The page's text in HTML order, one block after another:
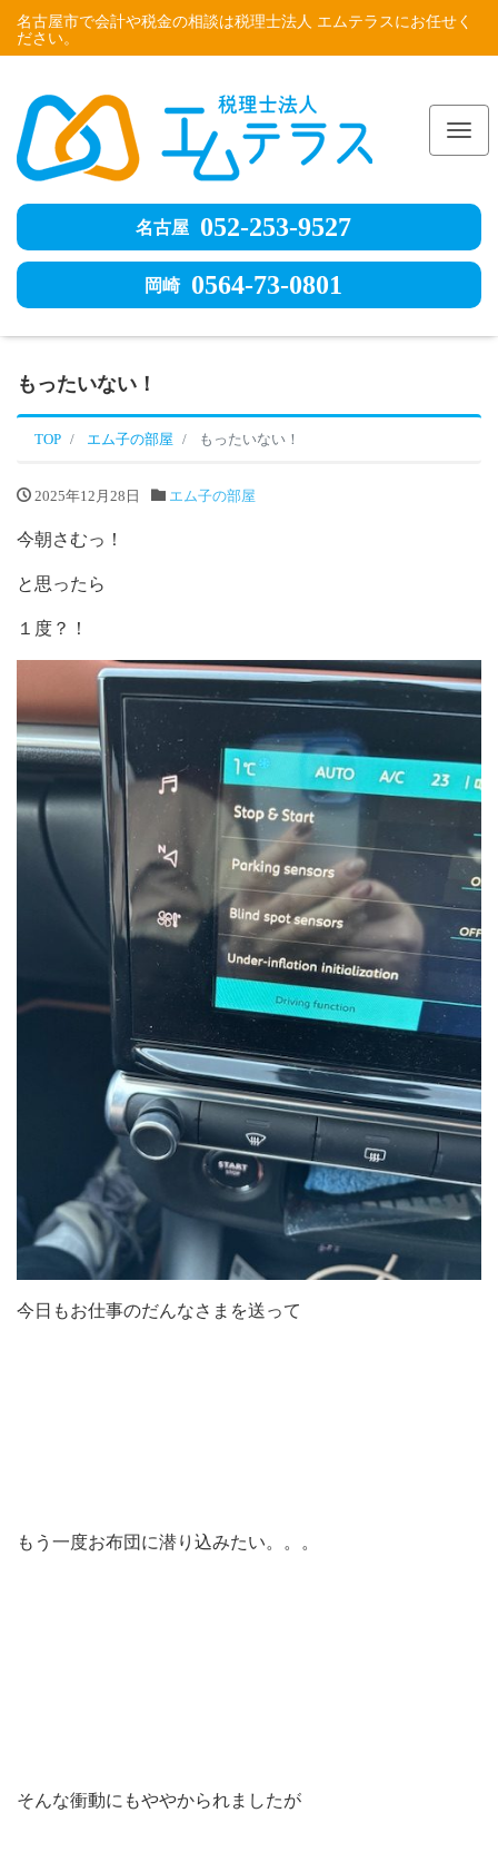
名古屋市で会計や税金の相談は税理士法人 エムテラスにお任せく
ださい。
名古屋 052-253-9527
岡崎 0564-73-0801
もったいない！
TOP エム子の部屋 もったいない！
2025年12月28日 エム子の部屋
今朝さむっ！
と思ったら
１度？！
今日もお仕事のだんなさまを送って
もう一度お布団に潜り込みたい。。。
そんな衝動にもややかられましたが